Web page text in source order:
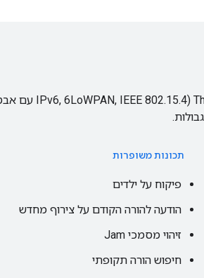
תכונות משופרות
פיקוח על ילדים
הודעה להורה הקודם על צירוף מחדש
זיהוי מסמכי Jam
חיפוש הורה תקופתי